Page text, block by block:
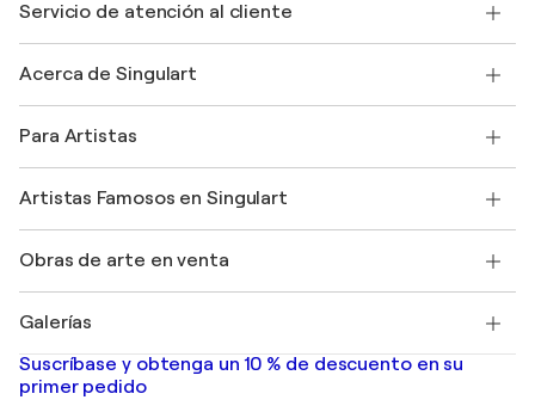
Servicio de atención al cliente
Envío
Ofrecer una tarjeta regalo
Unirse a nuestro programa comercial
Mi cuenta
Protección al comprador
+34 911 23 97 81
Acerca de Singulart
faq
Revista Singulart
Empleos
Descubre arte original seleccionado
Para Artistas
Inicie sesión como Artista
Artistas Famosos en Singulart
Marc Chagall
Banksy
Mr. Brainwash
Shepard Fairey
Obras de arte en venta
Pinturas abstractas en venta
pinturas de paisajes
Huellas dactilares
Galerías
Galerías de arte en España
Suscríbase y obtenga un 10 % de descuento en su
primer pedido